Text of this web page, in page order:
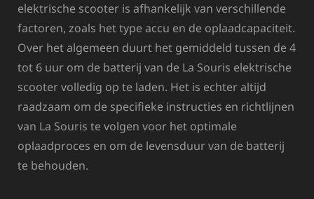
elektrische scooter is afhankelijk van verschillende
factoren, zoals het type accu en de oplaadcapaciteit.
Over het algemeen duurt het gemiddeld tussen de 4
tot 6 uur om de batterij van de La Souris elektrische
scooter volledig op te laden. Het is echter altijd
raadzaam om de specifieke instructies en richtlijnen
van La Souris te volgen voor het optimale
oplaadproces en om de levensduur van de batterij
te behouden.